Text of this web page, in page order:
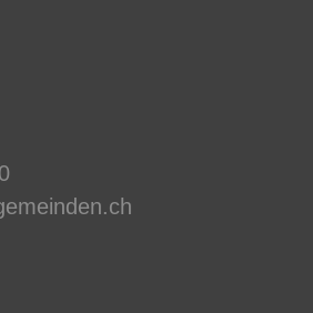
0
m nd n ch